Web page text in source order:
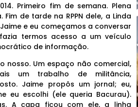
Primeiro fim de semana. Plena
de tarde na RPPN dele, a Linda
e eu começamos a conversar
termos acesso a um veículo
de informação.
nosso. Um espaço não comercial,
um trabalho de militância,
Jaime propôs um jornal; eu,
eu escolhi (ele queria Bacurau).
A capa ficou com ele, a linha